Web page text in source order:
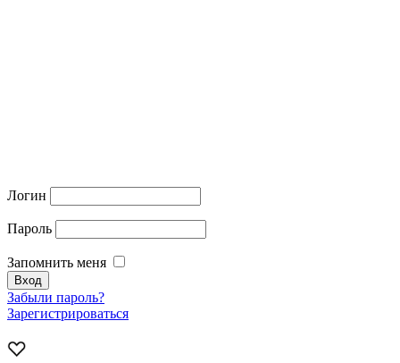
Логин
Пароль
Запомнить меня
Забыли пароль?
Зарегистрироваться